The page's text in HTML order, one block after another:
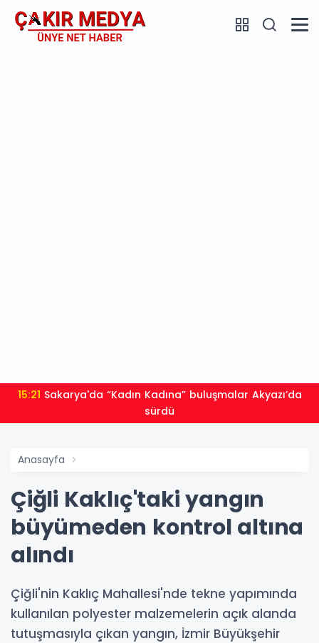
15:21
sürdü
Anasayfa
Çiğli Kaklıç'taki yangın
büyümeden kontrol altına
alındı
Çiğli'nin Kaklıç Mahallesi'nde tekne yapımında
kullanılan polyester malzemelerin açık alanda
tutuşmasıyla çıkan yangın, İzmir Büyükşehir